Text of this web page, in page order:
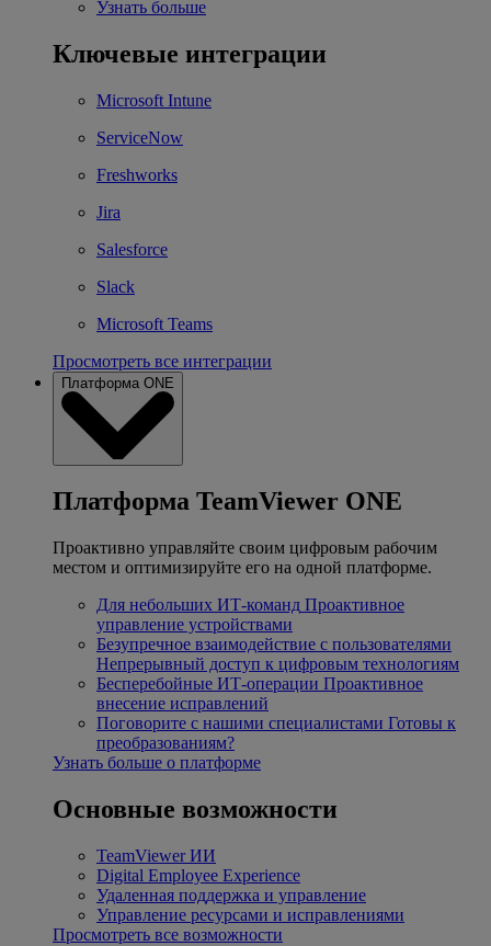
Узнать больше
Ключевые интеграции
Microsoft Intune
ServiceNow
Freshworks
Jira
Salesforce
Slack
Microsoft Teams
Просмотреть все интеграции
Платформа ONE
Платформа TeamViewer ONE
Проактивно управляйте своим цифровым рабочим
местом и оптимизируйте его на одной платформе.
Для небольших ИТ-команд Проактивное
управление устройствами
Безупречное взаимодействие с пользователями
Непрерывный доступ к цифровым технологиям
Бесперебойные ИТ-операции Проактивное
внесение исправлений
Поговорите с нашими специалистами Готовы к
преобразованиям?
Узнать больше о платформе
Основные возможности
TeamViewer ИИ
Digital Employee Experience
Удаленная поддержка и управление
Управление ресурсами и исправлениями
Просмотреть все возможности